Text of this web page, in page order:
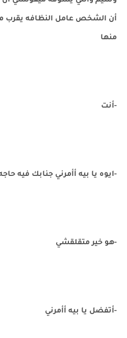
أن الشخص عامل النظافه يقرب
منها
-أنت
-ايوه يا بيه أأمرني جنابك فيه
-هو خير متقلقشي
-أتفضل يا بيه أأمرني